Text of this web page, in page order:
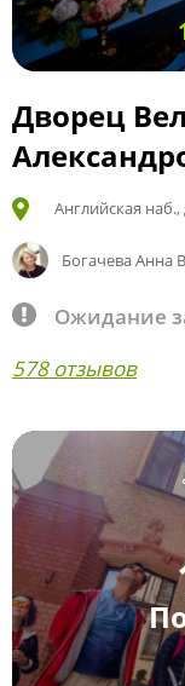
Дворец
Английская наб.,
Богачева Анна
Ожидание
578 отзывов